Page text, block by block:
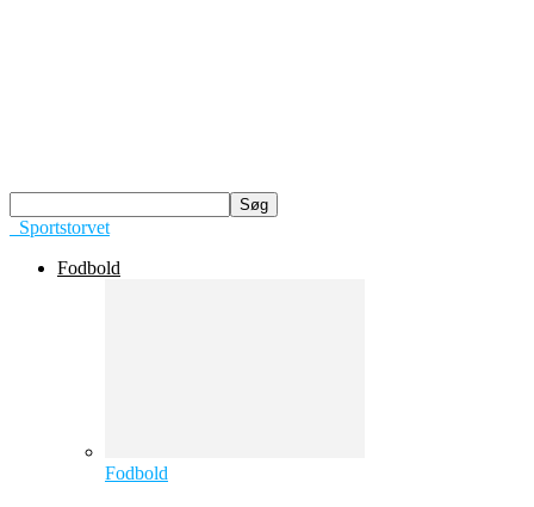
Sportstorvet
Fodbold
Fodbold